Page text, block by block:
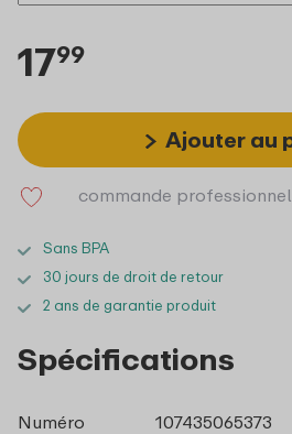
1799
Ajouter au
commande
Sans BPA
30 jours de droit de retour
2 ans de garantie produit
Spécifications
Numéro
107435065373